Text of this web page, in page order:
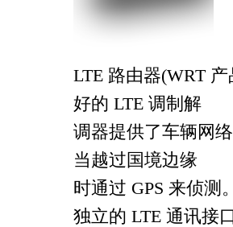
LTE 路由器(WRT
好的 LTE 调制解
调器提供了车辆网
当越过国境边缘
时通过 GPS 来侦测
独立的 LTE 通讯接